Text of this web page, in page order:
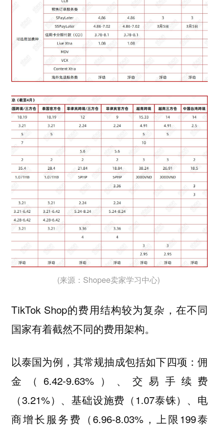
(来源：Shopee卖家学习中心)
TikTok Shop的费用结构较为复杂，在不同
国家有着截然不同的费用架构。
以泰国为例，其常规抽成包括如下四项：佣
金（6.42-9.63%）、交易手续费
（3.21%）、基础设施费（1.07泰铢）、电
商增长服务费（6.96-8.03%，上限199泰